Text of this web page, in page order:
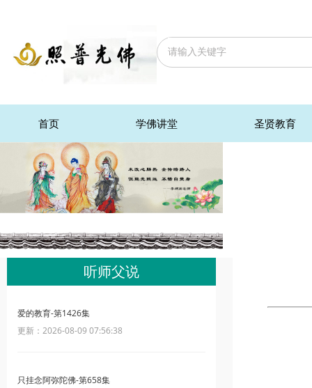
首页 学佛讲堂 圣贤教育
听师父说
爱的教育-第1426集
更新：2026-08-09 07:56:38
只挂念阿弥陀佛-第658集